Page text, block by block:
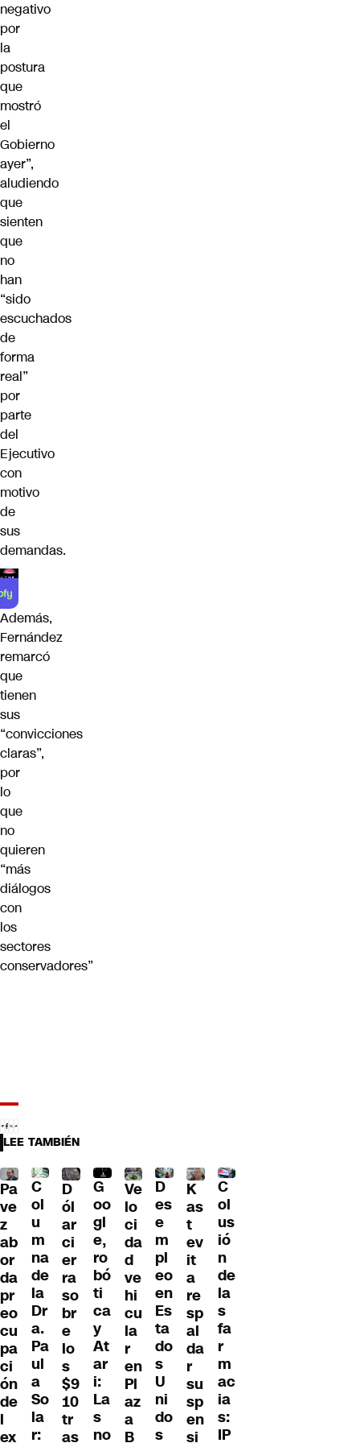
negativo
por
la
postura
que
mostró
el
Gobierno
ayer”,
aludiendo
que
sienten
que
no
han
“sido
escuchados
de
forma
real”
por
parte
del
Ejecutivo
con
motivo
de
sus
demandas.
Además,
Fernández
remarcó
que
tienen
sus
“convicciones
claras”,
por
lo
que
no
quieren
“más
diálogos
con
los
sectores
conservadores”
LEE TAMBIÉN
Pa
ve
z
ab
or
da
pr
eo
cu
pa
ci
ón
de
l
ex
C
ol
u
m
na
de
la
Dr
a.
Pa
ul
a
So
la
r:
D
ól
ar
ci
er
ra
so
br
e
lo
s
$9
10
tr
as
G
oo
gl
e,
ro
bó
ti
ca
y
At
ar
i:
La
s
no
Ve
lo
ci
da
d
ve
hi
cu
la
r
en
Pl
az
a
B
D
es
e
m
pl
eo
en
Es
ta
do
s
U
ni
do
s
K
as
t
ev
it
a
re
sp
al
da
r
su
sp
en
si
C
ol
us
ió
n
de
la
s
fa
r
m
ac
ia
s:
IP